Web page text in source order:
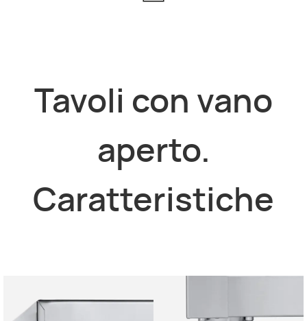
Tavoli con vano
aperto.
Caratteristiche